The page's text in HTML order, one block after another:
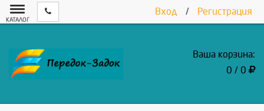
Вход / Регистрация
КАТАЛОГ
Ваша корзина:
0 / 0